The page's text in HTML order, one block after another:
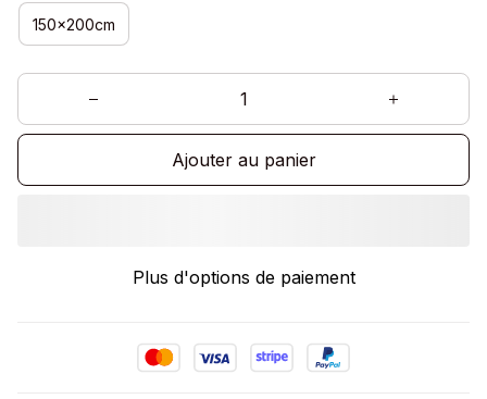
150x200cm
Ajouter au panier
Plus d'options de paiement